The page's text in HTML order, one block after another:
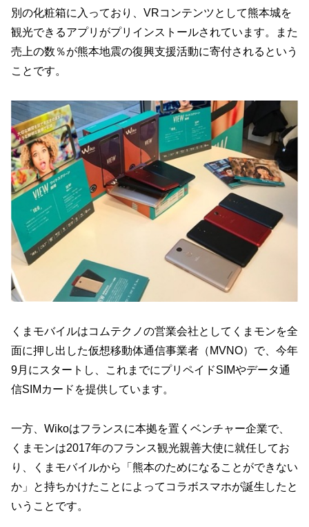
別の化粧箱に入っており、VRコンテンツとして熊本城を
観光できるアプリがプリインストールされています。また
売上の数％が熊本地震の復興支援活動に寄付されるという
ことです。
くまモバイルはコムテクノの営業会社としてくまモンを全
面に押し出した仮想移動体通信事業者（MVNO）で、今年
9月にスタートし、これまでにプリペイドSIMやデータ通
信SIMカードを提供しています。
一方、Wikoはフランスに本拠を置くベンチャー企業で、
くまモンは2017年のフランス観光親善大使に就任してお
り、くまモバイルから「熊本のためになることができない
か」と持ちかけたことによってコラボスマホが誕生したと
いうことです。